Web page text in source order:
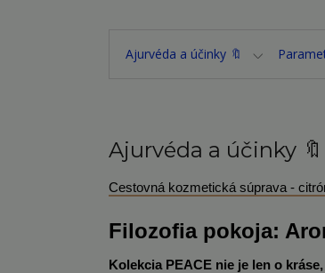
Ajurvéda a účinky 🔖
Ajurvéda a účinky 🔖
Cestovná kozmetická súprava -
Filozofia pokoja:
Kolekcia PEACE nie je len o